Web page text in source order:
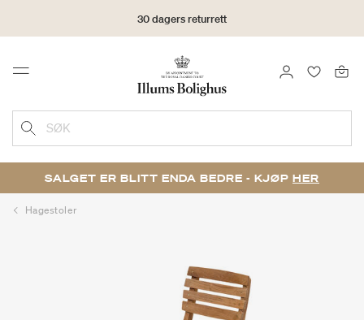
30 dagers returrett
Menu LOGG INN
SØK
SALGET ER BLITT ENDA BEDRE - KJØP HER
Hagestoler